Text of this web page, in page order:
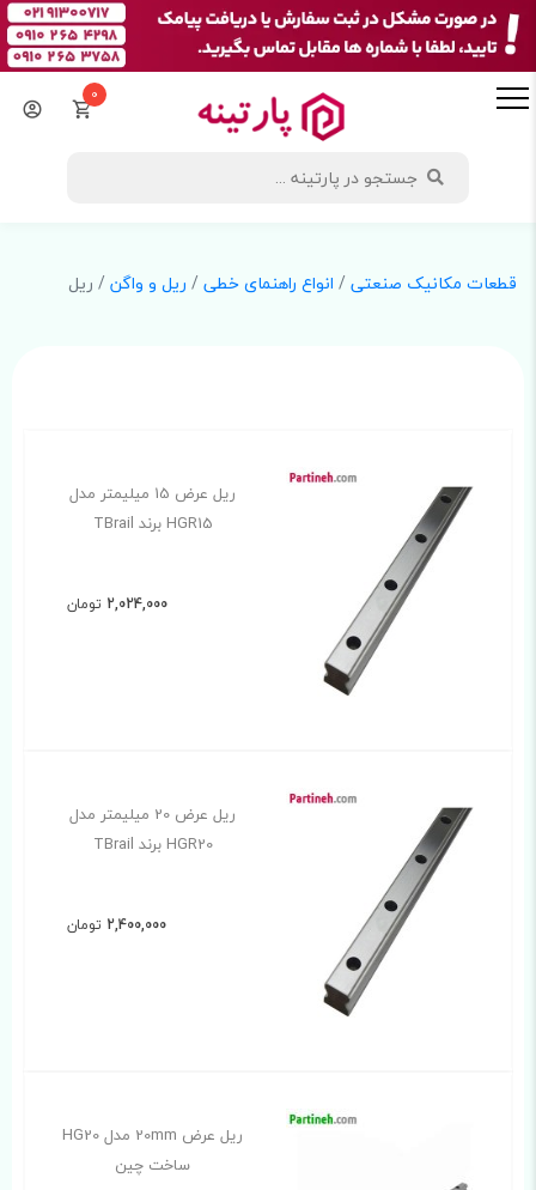
0
قطعات مکانیک صنعتی/ انواع راهنمای خطی/ ریل و واگن/ ریل
ریل عرض 15 میلیمتر مدل
HGR15 برند TBrail
2,024,000 تومان
ریل عرض 20 میلیمتر مدل
HGR20 برند TBrail
2,400,000 تومان
ریل عرض 20mm مدل HG20
ساخت چین